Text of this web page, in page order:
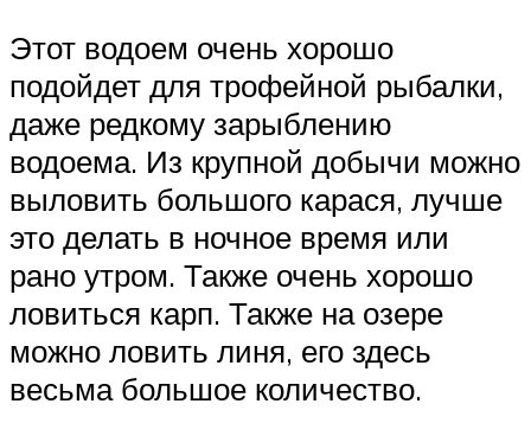
Этот водоем очень хорошо
подойдет для трофейной рыбалки,
даже редкому зарыблению
водоема. Из крупной добычи можно
выловить большого карася, лучше
это делать в ночное время или
рано утром. Также очень хорошо
ловиться карп. Также на озере
можно ловить линя, его здесь
весьма большое количество.